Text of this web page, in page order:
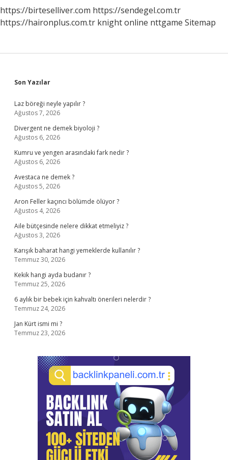
https://birteselliver.com https://sendegel.com.tr
https://haironplus.com.tr knight online nttgame Sitemap
Sidebar
Son Yazılar
Laz böreği neyle yapılır ?
Ağustos 7, 2026
Divergent ne demek biyoloji ?
Ağustos 6, 2026
Kumru ve yengen arasındaki fark nedir ?
Ağustos 6, 2026
Avestaca ne demek ?
Ağustos 5, 2026
Aron Feller kaçıncı bölümde ölüyor ?
Ağustos 4, 2026
Aile bütçesinde nelere dikkat etmeliyiz ?
Ağustos 3, 2026
Karışık baharat hangi yemeklerde kullanılır ?
Temmuz 30, 2026
Kekik hangi ayda budanır ?
Temmuz 25, 2026
6 aylık bir bebek için kahvaltı önerileri nelerdir ?
Temmuz 24, 2026
Jan Kürt ismi mi ?
Temmuz 23, 2026